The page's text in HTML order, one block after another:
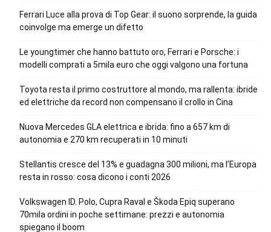
Ferrari Luce alla prova di Top Gear: il suono sorprende, la guida
coinvolge ma emerge un difetto
Le youngtimer che hanno battuto oro, Ferrari e Porsche: i
modelli comprati a 5mila euro che oggi valgono una fortuna
Toyota resta il primo costruttore al mondo, ma rallenta: ibride
ed elettriche da record non compensano il crollo in Cina
Nuova Mercedes GLA elettrica e ibrida: fino a 657 km di
autonomia e 270 km recuperati in 10 minuti
Stellantis cresce del 13% e guadagna 300 milioni, ma l’Europa
resta in rosso: cosa dicono i conti 2026
Volkswagen ID. Polo, Cupra Raval e Škoda Epiq superano
70mila ordini in poche settimane: prezzi e autonomia
spiegano il boom